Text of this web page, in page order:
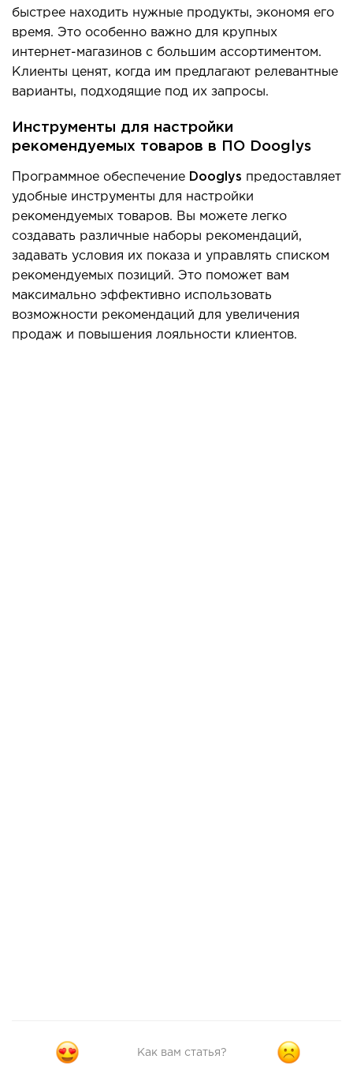
быстрее находить нужные продукты, экономя его
время. Это особенно важно для крупных
интернет-магазинов с большим ассортиментом.
Клиенты ценят, когда им предлагают релевантные
варианты, подходящие под их запросы.
Инструменты для настройки
рекомендуемых товаров в ПО Dooglys
Программное обеспечение Dooglys предоставляет
удобные инструменты для настройки
рекомендуемых товаров. Вы можете легко
создавать различные наборы рекомендаций,
задавать условия их показа и управлять списком
рекомендуемых позиций. Это поможет вам
максимально эффективно использовать
возможности рекомендаций для увеличения
продаж и повышения лояльности клиентов.
Как вам статья?